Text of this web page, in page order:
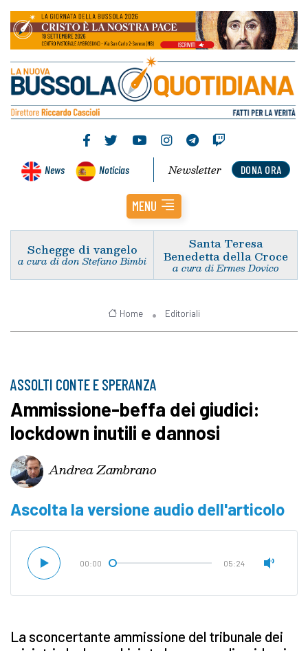
News Noticias DONA ORA
Newsletter
MENU
Schegge di vangelo
a cura di don Stefano Bimbi
Santa Teresa
Benedetta della Croce
a cura di Ermes Dovico
Home Editoriali
ASSOLTI CONTE E SPERANZA
Ammissione-beffa dei giudici:
lockdown inutili e dannosi
Andrea Zambrano
Ascolta la versione audio dell'articolo
00:00 05:24
La sconcertante ammissione del tribunale dei